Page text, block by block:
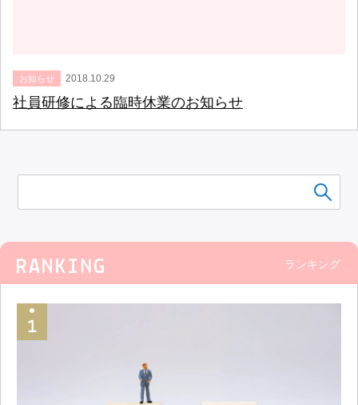
ランキング
お知らせ 2018.10.29
社員研修による臨時休業のお知らせ